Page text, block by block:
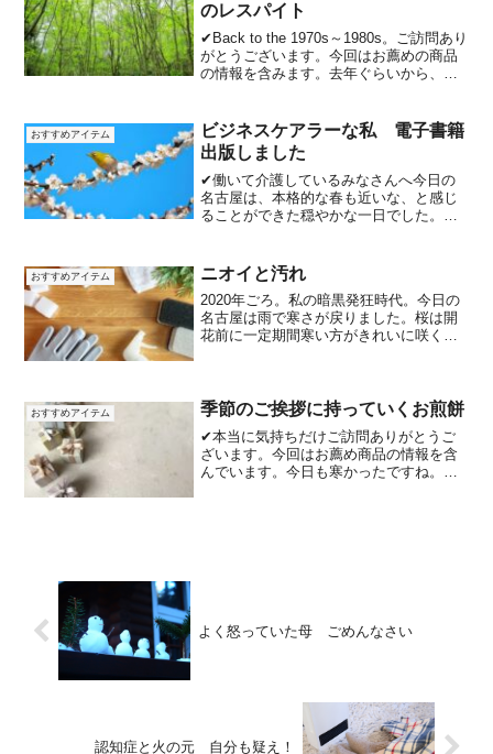
のレスパイト
✔Back to the 1970s～1980s。ご訪問あり
がとうございます。今回はお薦めの商品
の情報を含みます。去年ぐらいから、ず
ず、ソファに殿様のようにふんぞり返
り...
おすすめアイテム
ビジネスケアラーな私 電子書籍
出版しました
✔働いて介護しているみなさんへ今日の
名古屋は、本格的な春も近いな、と感じ
ることができた穏やかな一日でした。み
まい、コルセットと湿布と痛み止めにお
世話になった一日でした。...
おすすめアイテム ニオイと汚れ
2020年ごろ。私の暗黒発狂時代。今日の
名古屋は雨で寒さが戻りました。桜は開
花前に一定期間寒い方がきれいに咲くそ
除。いかに楽するかが勝負で...
おすすめアイテム 季節のご挨拶に持っていくお煎餅
✔本当に気持ちだけご訪問ありがとうご
ざいます。今回はお薦め商品の情報を含
んでいます。今日も寒かったですね。冬
よく怒っていた母 ごめんなさい
認知症と火の元 自分も疑え！